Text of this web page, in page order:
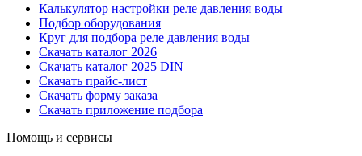
Калькулятор настройки реле давления воды
Подбор оборудования
Круг для подбора реле давления воды
Скачать каталог 2026
Скачать каталог 2025 DIN
Скачать прайс-лист
Скачать форму заказа
Скачать приложение подбора
Помощь и сервисы